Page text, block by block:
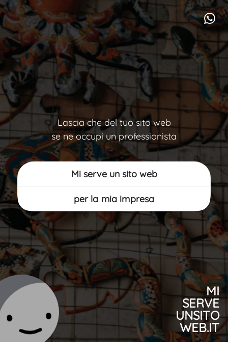
Lascia che del tuo sito web
se ne occupi un professionista
Mi serve un sito web
per la mia impresa
MI
SERVE
UNSITO
WEB.IT